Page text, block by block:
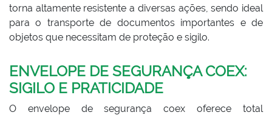
torna altamente resistente a diversas ações, sendo ideal
para o transporte de documentos importantes e de
objetos que necessitam de proteção e sigilo.
ENVELOPE DE SEGURANÇA COEX:
SIGILO E PRATICIDADE
O envelope de segurança coex oferece total